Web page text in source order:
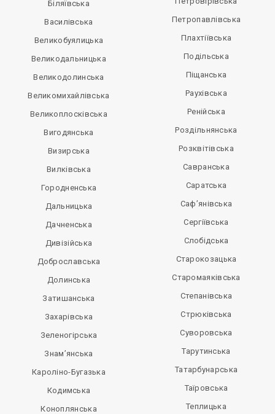
Біляївська
Василівська
Великобуялицька
Великодальницька
Великодолинська
Великомихайлівська
Великоплосківська
Вигодянська
Визирська
Вилківська
Городненська
Дальницька
Дачненська
Дивізійська
Доброславська
Долинська
Затишанська
Захарівська
Зеленогірська
Знам’янська
Кароліно-Бугазька
Кодимська
Коноплянська
Петропавлівська
Плахтіївська
Подільська
Піщанська
Раухівська
Ренійська
Роздільнянська
Розквітівська
Савранська
Саратська
Саф’янівська
Сергіївська
Слобідська
Старокозацька
Старомаяківська
Степанівська
Стрюківська
Суворовська
Тарутинська
Татарбунарська
Таїровська
Теплицька